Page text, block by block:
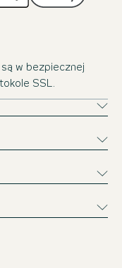
w bezpiecznej
SSL.